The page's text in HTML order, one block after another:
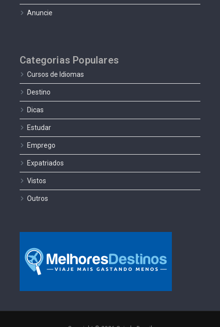
Anuncie
Categorias Populares
Cursos de Idiomas
Destino
Dicas
Estudar
Emprego
Expatriados
Vistos
Outros